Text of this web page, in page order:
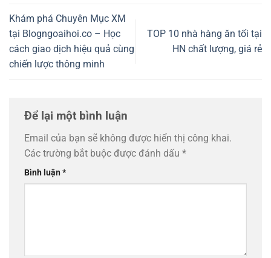
Khám phá Chuyên Mục XM
tại Blogngoaihoi.co – Học
cách giao dịch hiệu quả cùng
chiến lược thông minh
TOP 10 nhà hàng ăn tối tại
HN chất lượng, giá rẻ
Để lại một bình luận
Email của bạn sẽ không được hiển thị công khai.
Các trường bắt buộc được đánh dấu *
Bình luận*